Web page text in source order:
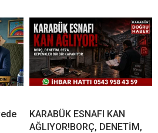
KARABÜK ESNAFI KAN
AĞLIYOR!BORÇ, DENETİM,